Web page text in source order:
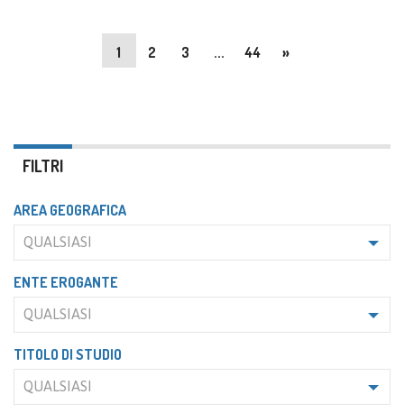
1 2 3 ... 44 »
FILTRI
AREA GEOGRAFICA
QUALSIASI
ENTE EROGANTE
QUALSIASI
TITOLO DI STUDIO
QUALSIASI